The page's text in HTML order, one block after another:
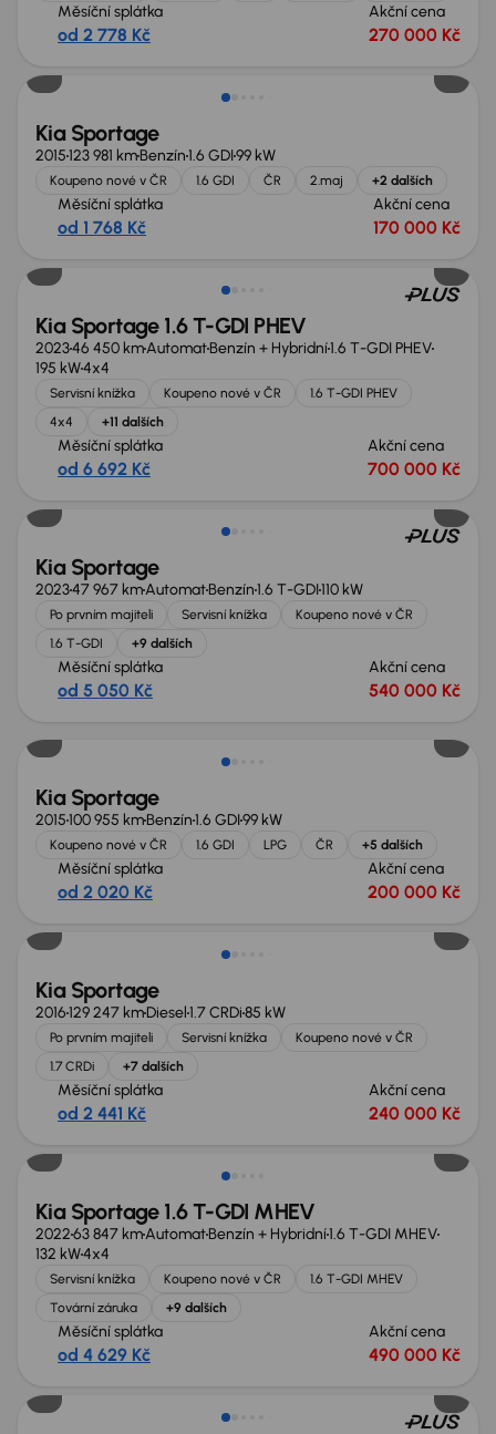
Měsíční splátka
od 2 778 Kč
Akční cena
270 000 Kč
Zlevněno o 10 000 Kč
Kia Sportage
2015123 981 kmBenzín1.6 GDI99 kW
Koupeno nové v ČR 1.6 GDI ČR 2.maj +2 dalších
Měsíční splátka
od 1 768 Kč
Akční cena
170 000 Kč
Možnost odpočtu DPH
Kia Sportage 1.6 T-GDI PHEV
202346 450 kmAutomatBenzín + Hybridní1.6 T-GDI PHEV
195 kW4x4
Servisní knížka Koupeno nové v ČR
1.6 T-GDI PHEV
4x4
+11 dalších
Měsíční splátka
od 6 692 Kč
Akční cena
700 000 Kč
Kia Sportage
202347 967 kmAutomatBenzín1.6 T-GDI110 kW
Po prvním majiteli Servisní knížka
Koupeno nové v ČR
1.6 T-GDI
+9 dalších
Měsíční splátka
od 5 050 Kč
Akční cena
540 000 Kč
Kia Sportage
2015100 955 kmBenzín1.6 GDI99 kW
Koupeno nové v ČR 1.6 GDI LPG ČR +5 dalších
Měsíční splátka
od 2 020 Kč
Akční cena
200 000 Kč
Kia Sportage
2016129 247 kmDiesel1.7 CRDi85 kW
Po prvním majiteli Servisní knížka
Koupeno nové v ČR
1.7 CRDi
+7 dalších
Měsíční splátka
od 2 441 Kč
Akční cena
240 000 Kč
Kia Sportage 1.6 T-GDI MHEV
202263 847 kmAutomatBenzín + Hybridní1.6 T-GDI MHEV
132 kW4x4
Servisní knížka Koupeno nové v ČR
1.6 T-GDI MHEV
Tovární záruka
+9 dalších
Měsíční splátka
od 4 629 Kč
Akční cena
490 000 Kč